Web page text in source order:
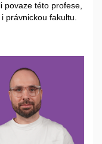
povaze této profese,
právnickou fakultu.